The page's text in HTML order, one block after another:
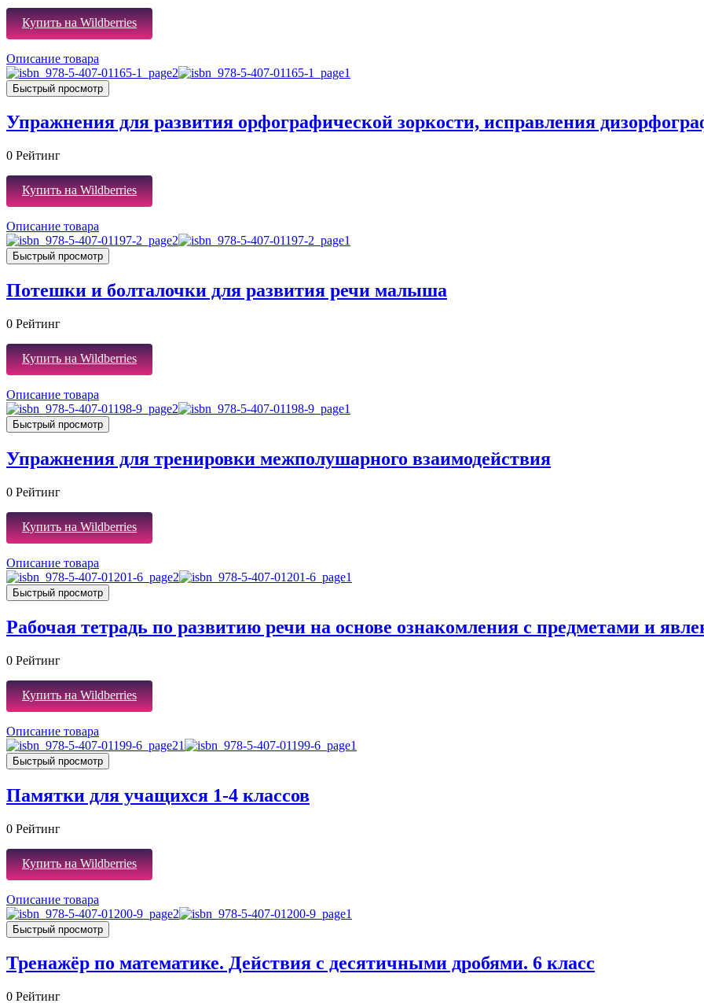
Купить на Wildberries
Описание товара
Быстрый просмотр
Упражнения для развития орфографической зоркости, исправления
0 Рейтинг
Купить на Wildberries
Описание товара
Быстрый просмотр
Потешки и болталочки для развития речи малыша
0 Рейтинг
Купить на Wildberries
Описание товара
Быстрый просмотр
Упражнения для тренировки межполушарного взаимодействия
0 Рейтинг
Купить на Wildberries
Описание товара
Быстрый просмотр
Рабочая тетрадь по развитию речи на основе ознакомления с предметами и
0 Рейтинг
Купить на Wildberries
Описание товара
Быстрый просмотр
Памятки для учащихся 1-4 классов
0 Рейтинг
Купить на Wildberries
Описание товара
Быстрый просмотр
Тренажёр по математике. Действия с десятичными дробями. 6 класс
0 Рейтинг